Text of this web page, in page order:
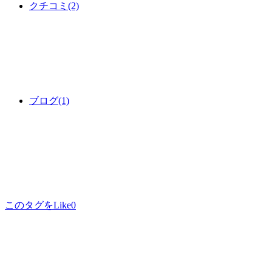
クチコミ (2)
ブログ(1)
このタグをLike0